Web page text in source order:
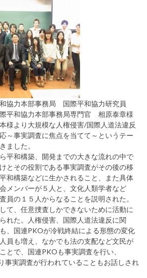
協力本部事務局 国際平和協力研究員
平和協力本部事務局専門官 相原泰章様
様より大規模な人権侵害/国際人道法違反
～事実調査に焦点を当てて～というテー
ました。
平和構築、開発までの大きな流れの中で
とその役割である事実調査がその後の移
和構築などに生かされること、また具体
メンバーが５人と、文化人類学者など
員の１５人からなることを説明された。
て、任意捜査しかできないために活動に
れた。人権侵害、国際人道法違反に関
、国連PKOが冷戦終結による形態の変化
員も増え、なかでも法の支配など文民が
とで、国連PKOも事実調査を行い、
事実調査が行われていることもお話しされ